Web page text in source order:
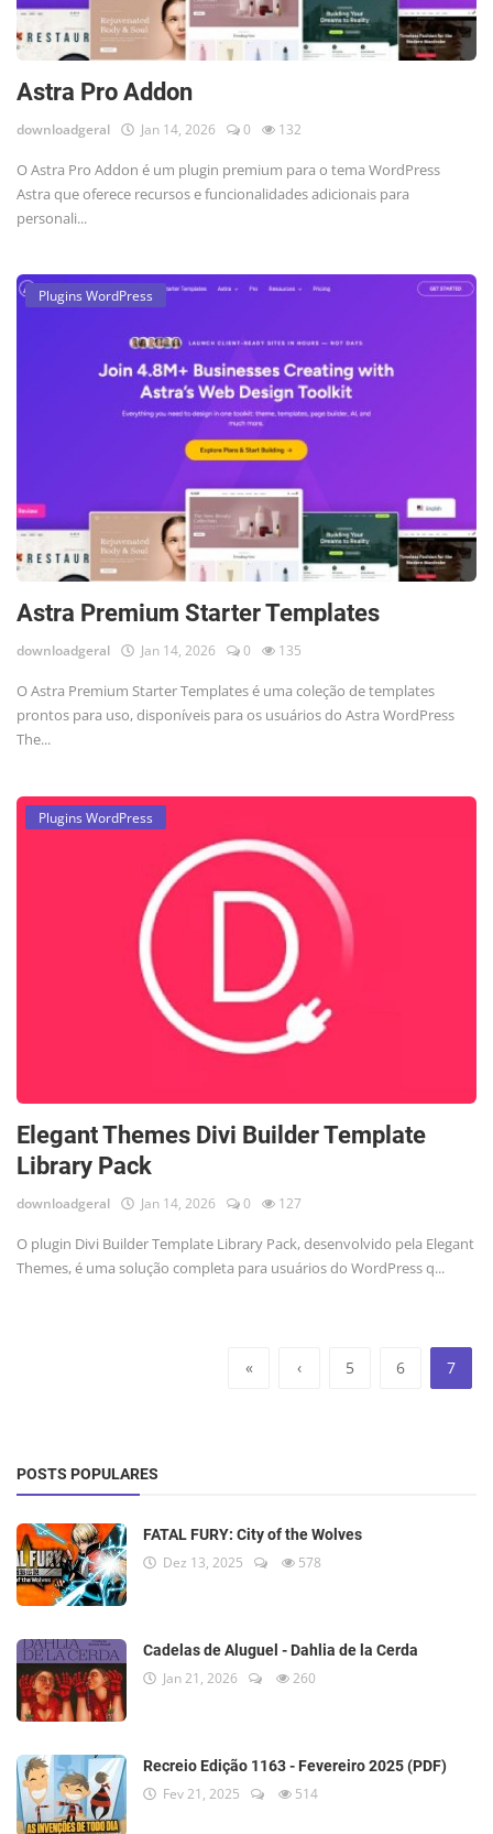
Astra Pro Addon
downloadgeral Jan 14, 2026 0 132
O Astra Pro Addon é um plugin premium para o tema WordPress
Astra que oferece recursos e funcionalidades adicionais para
personali...
Plugins WordPress
Astra Premium Starter Templates
downloadgeral Jan 14, 2026 0 135
O Astra Premium Starter Templates é uma coleção de templates
prontos para uso, disponíveis para os usuários do Astra WordPress
The...
Plugins WordPress
Elegant Themes Divi Builder Template
Library Pack
downloadgeral Jan 14, 2026 0 127
O plugin Divi Builder Template Library Pack, desenvolvido pela Elegant
Themes, é uma solução completa para usuários do WordPress q...
« ‹ 5 6 7
POSTS POPULARES
FATAL FURY: City of the Wolves
Dez 13, 2025 578
Cadelas de Aluguel - Dahlia de la Cerda
Jan 21, 2026 260
Recreio Edição 1163 - Fevereiro 2025 (PDF)
Fev 21, 2025 514